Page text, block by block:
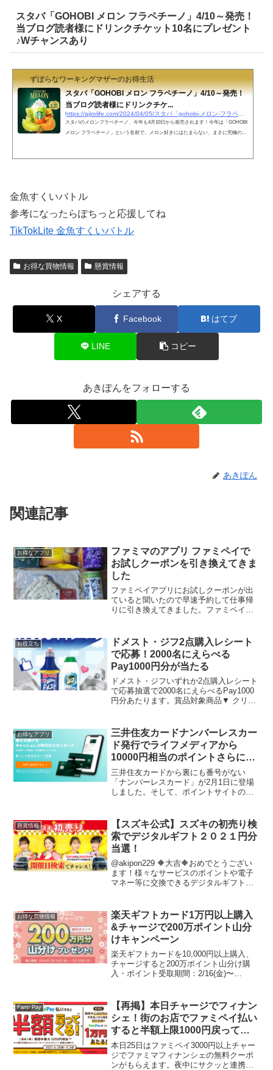
スタバ「GOHOBI メロン フラペチーノ」4/10～発売！
当ブログ読者様にドリンクチケット10名にプレゼント
♪Wチャンスあり
ずぼらなワーキングマザーのお得生活
スタバ「GOHOBI メロン フラペチーノ」4/10～発売！
当ブログ読者様にドリンクチケ...
https://ajirolife.com/2024/04/05/スタバ「gohobi-メロン-フラペチーノ」4-10～解禁！当ブ
スタバのメロンフラペチーノ、今年も4月10日から発売されます！今年は「GOHOBI
メロン フラペチーノ」という名前で、メロン好きにはたまらない、まさに究極のメ
金魚すくいバトル
参考になったらぽちっと応援してね
TikTokLite 金魚すくいバトル
お得な買物情報 懸賞情報
シェアする
X Facebook はてブ
LINE コピー
あきぽんをフォローする
あきぽん
関連記事
お得なアプリ
ファミマのアプリ ファミペイで
お試しクーポンを引き換えてきま
した
ファミペイアプリにお試しクーポンが出
ていると聞いたので早速予約して仕事帰
りに引き換えてきました。ファミペイに
(@akipon229) Oc...
お役立ち
ドメスト・ジフ2点購入レシート
で応募！2000名にえらべる
Pay1000円分が当たる
ドメスト・ジフいずれか2点購入レシート
で応募抽選で2000名にえらべるPay1000
円分あたります。賞品対象商品▼ クリー
買い得品 ジフレモン お買い得品 ク...
お得なアプリ
三井住友カードナンバーレスカー
ド発行でライフメディアから
10000円相当のポイントさらにカ
ード会社のキャンペーンで20％還
元
三井住友カードから裏にも番号がない
「ナンバーレスカード」が2月1日に登場
しました。そして、ポイントサイトのラ
す。ライフメディア登録は最後に紹介。
※ECナビは800...
懸賞情報
【スズキ公式】スズキの初売り検
索でデジタルギフト２０２１円分
当選！
@akipon229 🔶大吉🔶おめでとうござい
ます！様々なサービスのポイントや電子
マネー等に交換できるデジタルギフト２
絡させて頂きます。▼スズキの多彩なカ
ーラインアップ...
お得な買物情報
楽天ギフトカード1万円以上購入
&チャージで200万ポイント山分
けキャンペーン
楽天ギフトカードを10,000円以上購入、
チャージすると200万ポイント山分け購
入・ポイント受取期間：2/16(金)〜
1回のみ付与上限最大1,500Pポイント...
Fami Pay
【再掲】本日チャージでフィナン
シェ！街のお店でファミペイ払い
すると半額上限1000円戻ってく
るキャンペーン（4/20～5/3）
本日25日はファミペイ3000円以上チャー
ジでファミマフィナンシェの無料クーポ
ンがもらえます。夜中にサクッと連携済